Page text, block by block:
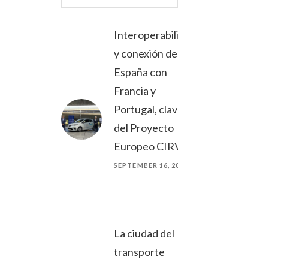
Interoperabilidad
y conexión de
España con
Francia y
Portugal, claves
del Proyecto
Europeo CIRVE
SEPTEMBER 16, 2021
La ciudad del
transporte